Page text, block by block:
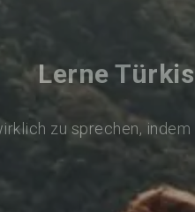
Lerne
zu sprechen,